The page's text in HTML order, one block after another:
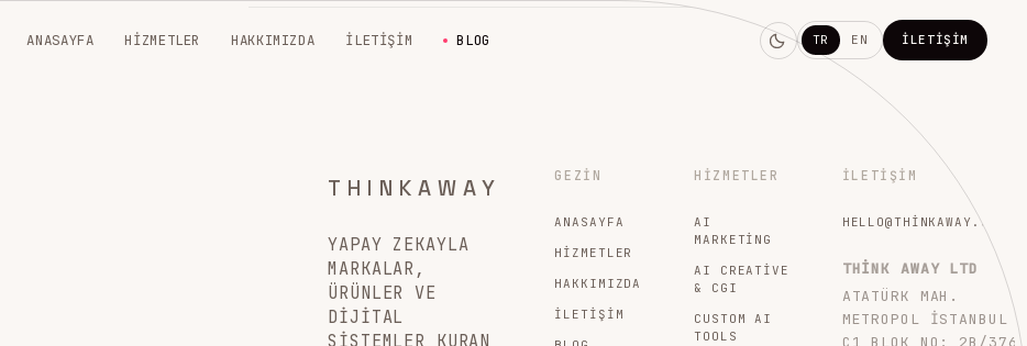
ANASAYFA HIZMETLER HAKKIMIZDA İLETIŞIM BLOG TR EN İLETIŞIM
THINKAWAY
YAPAY ZEKAYLA
MARKALAR,
ÜRÜNLER VE
DIJITAL
SISTEMLER KURAN
GEZIN
ANASAYFA
HIZMETLER
HAKKIMIZDA
İLETIŞIM
HIZMETLER
AI
MARKETING
AI CREATIVE
& CGI
CUSTOM AI
TOOLS
İLETIŞIM
THINK AWAY LTD
ATATÜRK MAH.
METROPOL İSTANBUL
C1 BLOK NO: 2B/376